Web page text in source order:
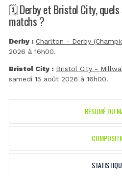
🗓️ Derby et Bristol City,
matchs ?
Derby : Charlton - Derby
2026 à 16h00.
Bristol City : Bristol City -
samedi 15 août 2026 à 16h00.
RÉSUMÉ DU